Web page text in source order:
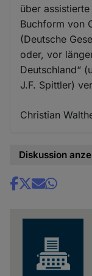
über
Buchform von
(Deutsche
oder, vor
Deutschland“
J.F. Spittler)
Christian
Diskussion
Share